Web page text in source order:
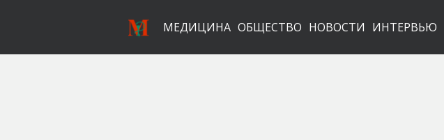
МЕДИЦИНА ОБЩЕСТВО НОВОСТИ ИНТЕРВЬЮ